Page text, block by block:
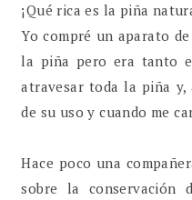
¡Qué rica es la piña
Yo compré un aparato
la piña pero era tanto
atravesar toda la piña
de su uso y cuando me
Hace poco una
sobre la conservación